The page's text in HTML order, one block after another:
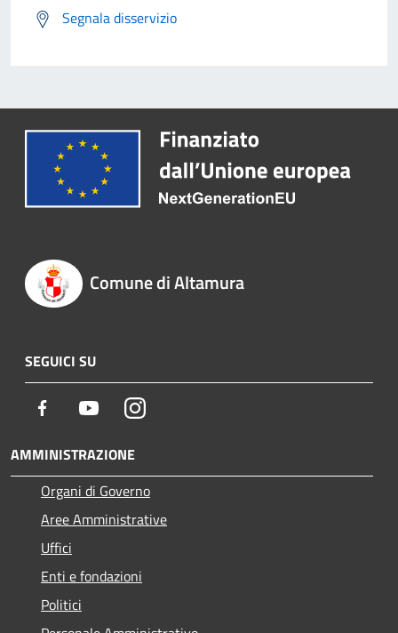
Segnala disservizio
Comune di Altamura
SEGUICI SU
Facebook YoutubeInstagram
AMMINISTRAZIONE
Organi di Governo
Aree Amministrative
Uffici
Enti e fondazioni
Politici